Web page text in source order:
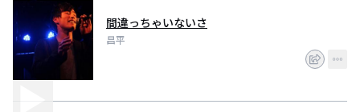
間違っちゃいないさ
昌平